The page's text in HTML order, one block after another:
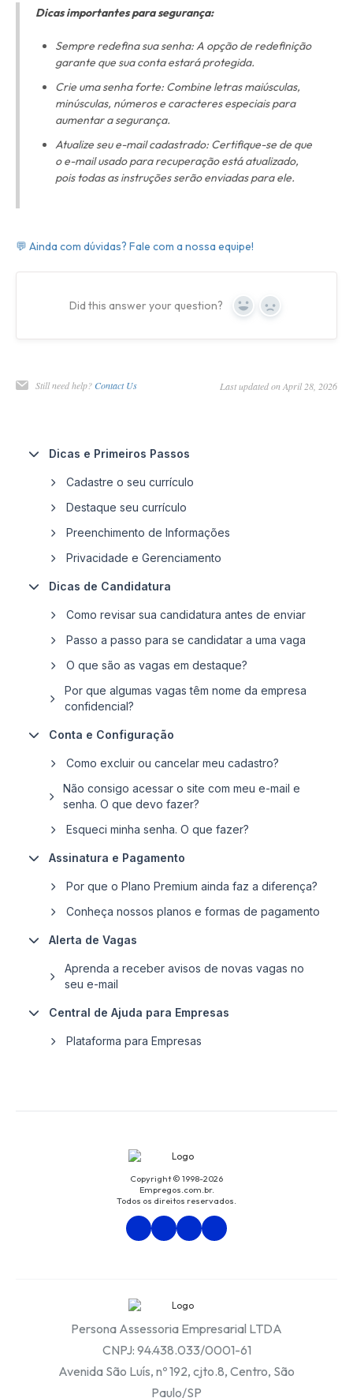
Dicas importantes para segurança:
Sempre redefina sua senha: A opção de redefinição
garante que sua conta estará protegida.
Crie uma senha forte: Combine letras maiúsculas,
minúsculas, números e caracteres especiais para
aumentar a segurança.
Atualize seu e-mail cadastrado: Certifique-se de que
o e-mail usado para recuperação está atualizado,
pois todas as instruções serão enviadas para ele.
💬 Ainda com dúvidas? Fale com a nossa equipe!
Did this answer your question? Yes No
Still need help? Contact Us Last updated on April 28, 2026
Dicas e Primeiros Passos
Cadastre o seu currículo
Destaque seu currículo
Preenchimento de Informações
Privacidade e Gerenciamento
Dicas de Candidatura
Como revisar sua candidatura antes de enviar
Passo a passo para se candidatar a uma vaga
O que são as vagas em destaque?
Por que algumas vagas têm nome da empresa
confidencial?
Conta e Configuração
Como excluir ou cancelar meu cadastro?
Não consigo acessar o site com meu e-mail e
senha. O que devo fazer?
Esqueci minha senha. O que fazer?
Assinatura e Pagamento
Por que o Plano Premium ainda faz a diferença?
Conheça nossos planos e formas de pagamento
Alerta de Vagas
Aprenda a receber avisos de novas vagas no
seu e-mail
Central de Ajuda para Empresas
Plataforma para Empresas
Copyright © 1998-2026
Empregos.com.br.
Todos os direitos reservados.
Persona Assessoria Empresarial LTDA
CNPJ: 94.438.033/0001-61
Avenida São Luís, nº 192, cjto.8, Centro, São
Paulo/SP